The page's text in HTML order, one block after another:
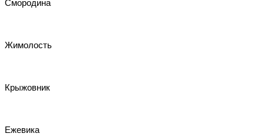
Смородина
Жимолость
Крыжовник
Ежевика